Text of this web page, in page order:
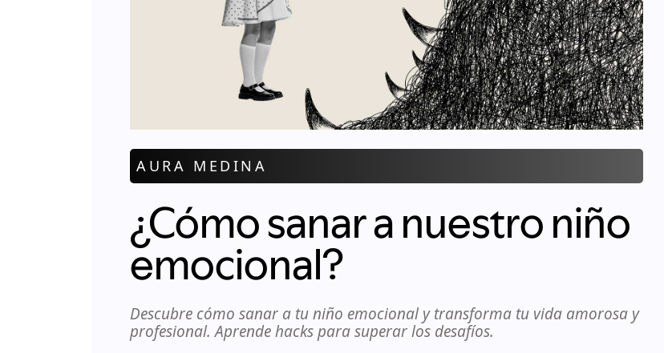
AURA MEDINA
¿Cómo sanar a nuestro niño
emocional?
Descubre cómo sanar a tu niño emocional y transforma tu vida amorosa y
profesional. Aprende hacks para superar los desafíos.